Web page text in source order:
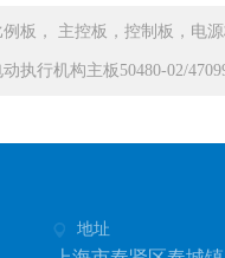
板， 主控板，控制板，电
执行机构主板50480-02/
地址